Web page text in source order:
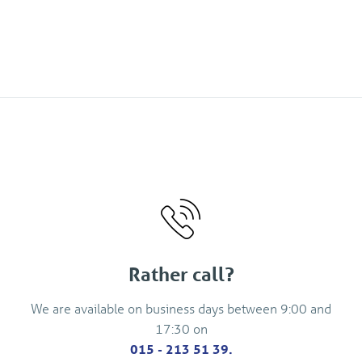
Rather call?
We are available on business days between 9:00 and
17:30 on
015 - 213 51 39.